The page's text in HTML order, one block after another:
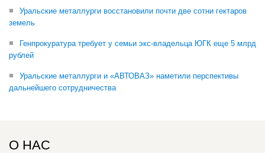
Уральские металлурги восстановили почти две сотни гектаров
земель
Генпрокуратура требует у семьи экс-владельца ЮГК еще 5 млрд
рублей
Уральские металлурги и «АВТОВАЗ» наметили перспективы
дальнейшего сотрудничества
О НАС